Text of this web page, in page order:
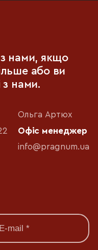
з нами, якщо
або ви
з нами.
Ольга Артюх
Офіс менеджер
info@pragnum.ua